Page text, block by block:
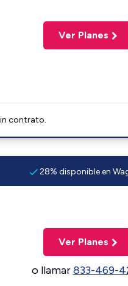
Ver Planes
contrato.
28% disponible en
Ver Planes
o llamar833-469-